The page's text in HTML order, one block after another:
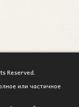
Reserved.
или частичное